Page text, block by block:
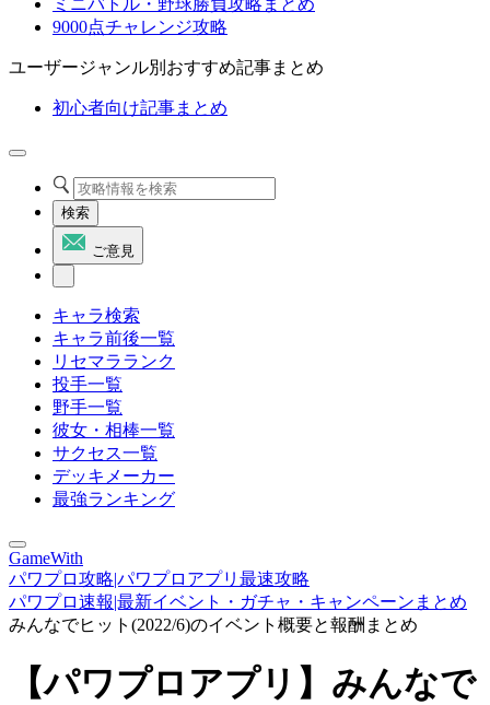
ミニバトル・野球勝負攻略まとめ
9000点チャレンジ攻略
ユーザージャンル別おすすめ記事まとめ
初心者向け記事まとめ
検索
ご意見
キャラ検索
キャラ前後一覧
リセマラランク
投手一覧
野手一覧
彼女・相棒一覧
サクセス一覧
デッキメーカー
最強ランキング
GameWith
パワプロ攻略|パワプロアプリ最速攻略
パワプロ速報|最新イベント・ガチャ・キャンペーンまとめ
みんなでヒット(2022/6)のイベント概要と報酬まとめ
【パワプロアプリ】みんなで